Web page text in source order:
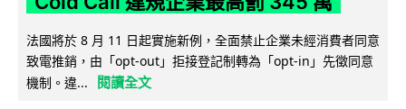
法國將於 8 月 11 日起實施新例，全面禁止企業未經消費者同意
致電推銷，由「opt-out」拒接登記制轉為「opt-in」先徵同意
機制。違...
閱讀全文